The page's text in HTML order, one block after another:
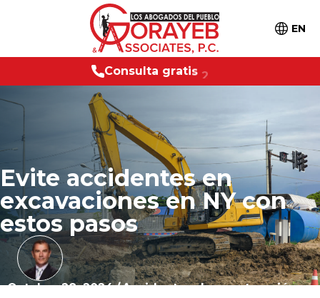
EN
Co
nsulta gratis 2
Evite accidentes en
excavaciones en NY con
estos pasos
Octubre 28, 2024/Accidentes de construcción